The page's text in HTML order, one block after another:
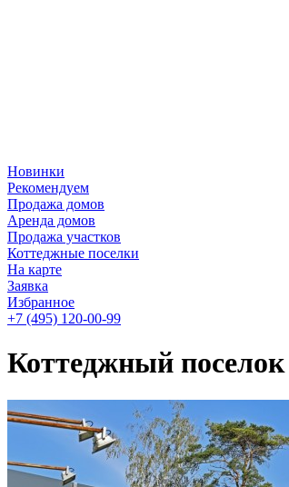
Новинки
Рекомендуем
Продажа домов
Аренда домов
Продажа участков
Коттеджные поселки
На карте
Заявка
Избранное
+7 (495) 120-00-99
Коттеджный